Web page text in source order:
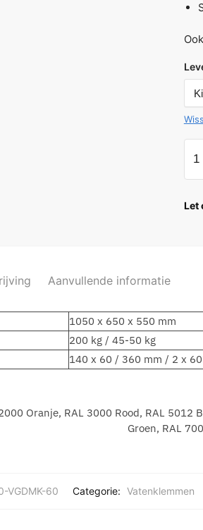
Let
Aanvullende informatie
1050 x 650 x 550 mm
200 kg / 45-50 kg
140 x 60 / 360 mm / 2 x
Oranje, RAL 3000 Rood, RAL 5012
Groen, RAL
VGDMK-60 Categorie: Vatenklemmen